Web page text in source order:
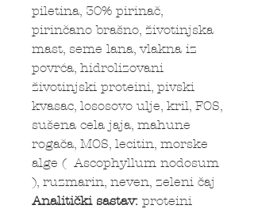
piletina, 30% pirinač,
pirinčano brašno, životinjska
mast, seme lana, vlakna iz
povrća, hidrolizovani
životinjski proteini, pivski
kvasac, lososovo ulje, kril, FOS,
sušena cela jaja, mahune
rogača, MOS, lecitin, morske
alge ( Ascophyllum nodosum
), ruzmarin, neven, zeleni čaj
Analitički sastav: proteini